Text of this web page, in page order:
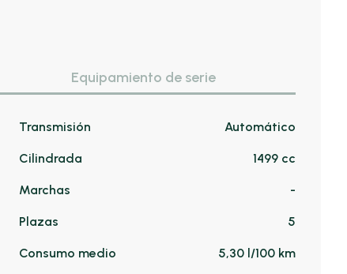
Equipamiento de serie
Transmisión Automático
Cilindrada 1499 cc
Marchas -
Plazas 5
Consumo medio 5,30 l/100 km